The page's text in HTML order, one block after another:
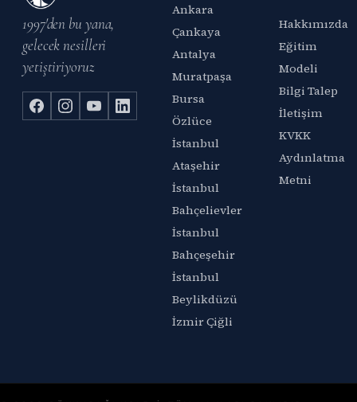
1997'den bu yana,
gelecek nesilleri
yetiştiriyoruz
Ankara
Çankaya
Antalya
Muratpaşa
Bursa
Özlüce
İstanbul
Ataşehir
İstanbul
Bahçelievler
İstanbul
Bahçeşehir
İstanbul
Beylikdüzü
İzmir Çiğli
Hakkımızda
Eğitim
Modeli
Bilgi Talep
İletişim
KVKK
Aydınlatma
Metni